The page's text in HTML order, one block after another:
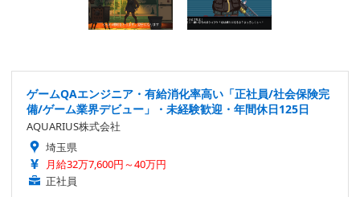
ゲームQAエンジニア・有給消化率高い「正社員/社会保険完
備/ゲーム業界デビュー」・未経験歓迎・年間休日125日
AQUARIUS株式会社
埼玉県
月給32万7,600円～40万円
正社員